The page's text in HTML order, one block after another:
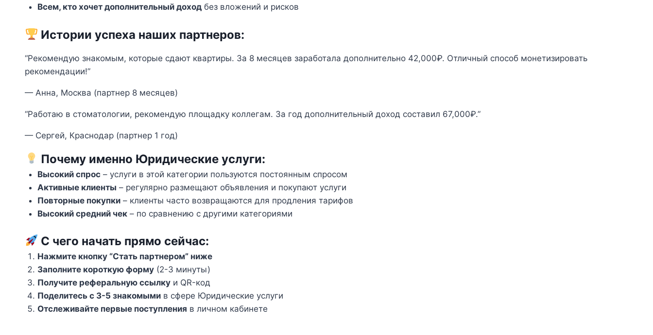
Всем, кто хочет дополнительный доходбез вложений и рисков
Истории успеха наших партнеров:
“Рекомендую знакомым, которые сдают квартиры. За 8 месяцев заработала дополнительно 42,000₽. Отличный способ монетизировать
рекомендации!”
— Анна, Москва (партнер 8 месяцев)
“Работаю в стоматологии, рекомендую площадку коллегам. За год дополнительный доход составил 67,000₽.”
— Сергей, Краснодар (партнер 1 год)
Почему именно Юридические услуги:
Высокий спрос– услуги в этой категории пользуются постоянным спросом
Активные клиенты – регулярно размещают объявления и покупают услуги
Повторные покупки– клиенты часто возвращаются для продления тарифов
Высокий средний чек– по сравнению с другими категориями
С чего начать прямо сейчас:
Нажмите кнопку “Стать партнером” ниже
Заполните короткую форму(2-3 минуты)
Получите реферальную ссылкуи QR-код
Поделитесь с 3-5 знакомымив сфере Юридические услуги
Отслеживайте первые поступления в личном кабинете